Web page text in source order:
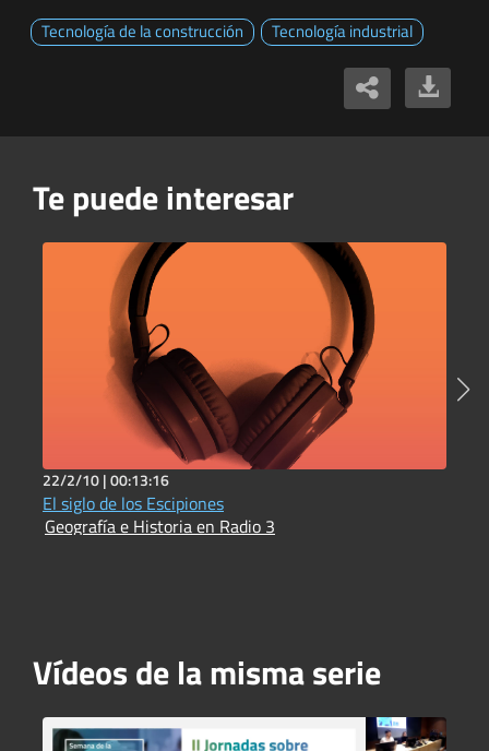
Tecnología de la construcción
Tecnología industrial
Te puede interesar
22/2/10 |00:13:16
El siglo de los Escipiones
Geografía e Historia en Radio 3
Vídeos de la misma serie